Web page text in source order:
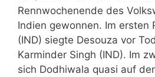
Rennwochenende des
Indien gewonnen. Im ersten
(IND) siegte Desouza vor
Karminder Singh (IND). Im
sich Dodhiwala quasi auf